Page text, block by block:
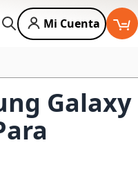
Buscar
Mi Cuenta
Galaxy